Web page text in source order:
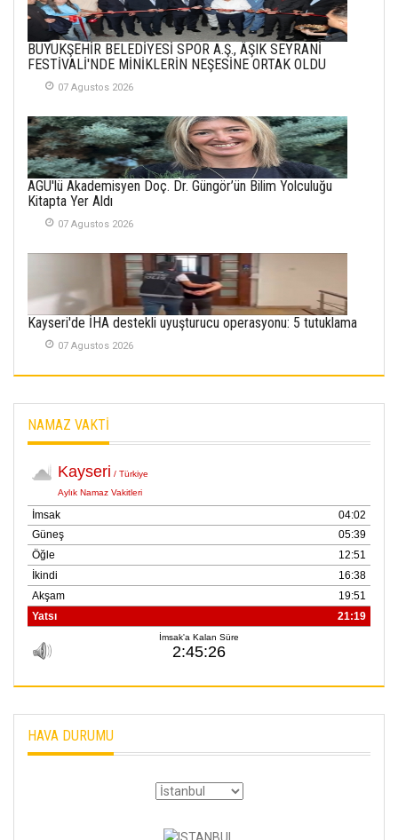
SEMRA ŞAHİN
KENDİNE UYANMAK
30 Temmuz 2026
İlgi Alanlarımız ve Biz
02 Ekim 2025
SABAHATTİN
SÜRMEN
BÜYÜKŞEHİR BELEDİYESİ SPOR A.Ş., ÂŞIK SEYRANİ
FESTİVALİ'NDE MİNİKLERİN NEŞESİNE ORTAK OLDU
07 Agustos 2026
AGÜ'lü Akademisyen Doç. Dr. Güngör’ün Bilim Yolculuğu
Kitapta Yer Aldı
07 Agustos 2026
Kayseri'de İHA destekli uyuşturucu operasyonu: 5 tutuklama
07 Agustos 2026
NAMAZ VAKTİ
HAVA DURUMU